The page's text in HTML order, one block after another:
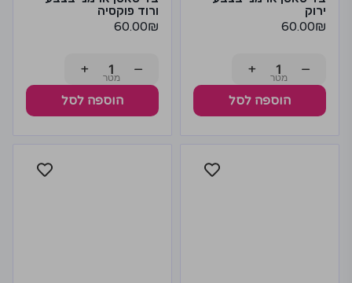
ירוק
60.00₪
−
+
הוספה לסל
ורוד פוקסיה
60.00₪
−
+
הוספה לסל